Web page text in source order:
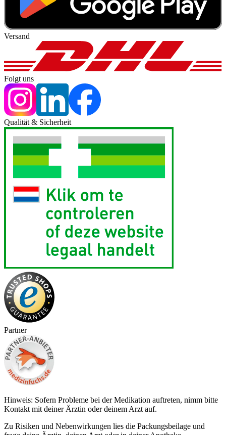
Versand
Folgt uns
Qualität & Sicherheit
Partner
Hinweis: Sofern Probleme bei der Medikation auftreten, nimm bitte
Kontakt mit deiner Ärztin oder deinem Arzt auf.
Zu Risiken und Nebenwirkungen lies die Packungsbeilage und